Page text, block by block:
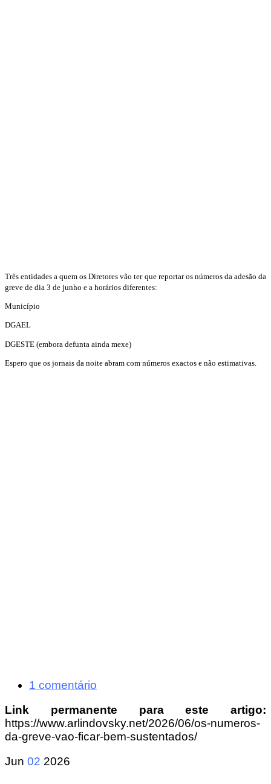
Três entidades a quem os Diretores vão ter que reportar os números da adesão da
greve de dia 3 de junho e a horários diferentes:
Município
DGAEL
DGESTE (embora defunta ainda mexe)
Espero que os jornais da noite abram com números exactos e não estimativas.
1 comentário
Link permanente para este artigo:
https://www.arlindovsky.net/2026/06/os-numeros-
da-greve-vao-ficar-bem-sustentados/
Jun 02 2026